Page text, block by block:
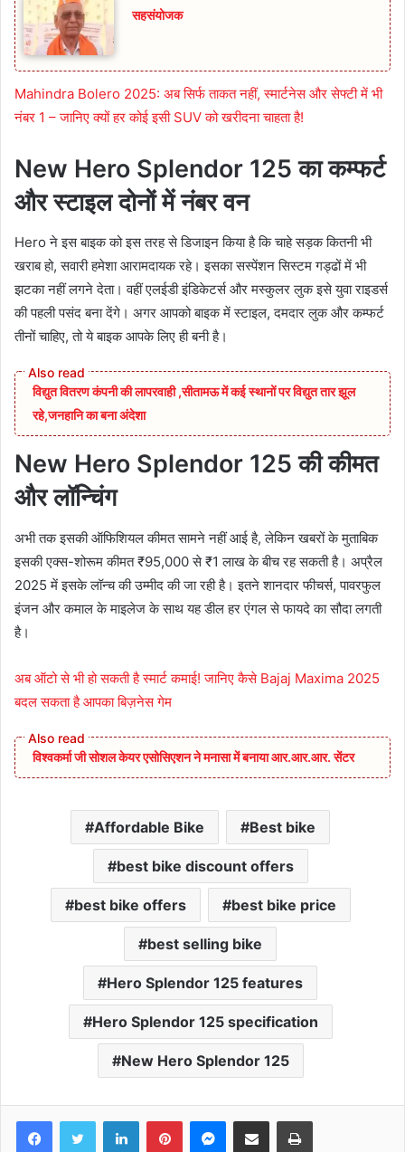
सहसंयोजक
Mahindra Bolero 2025: अब सिर्फ ताकत नहीं, स्मार्टनेस और सेफ्टी में भी
नंबर 1 – जानिए क्यों हर कोई इसी SUV को खरीदना चाहता है!
New Hero Splendor 125 का कम्फर्ट
और स्टाइल दोनों में नंबर वन
Hero ने इस बाइक को इस तरह से डिजाइन किया है कि चाहे सड़क कितनी भी
खराब हो, सवारी हमेशा आरामदायक रहे। इसका सस्पेंशन सिस्टम गड्ढों में भी
झटका नहीं लगने देता। वहीं एलईडी इंडिकेटर्स और मस्कुलर लुक इसे युवा राइडर्स
की पहली पसंद बना देंगे। अगर आपको बाइक में स्टाइल, दमदार लुक और कम्फर्ट
तीनों चाहिए, तो ये बाइक आपके लिए ही बनी है।
विद्युत वितरण कंपनी की लापरवाही ,सीतामऊ में कई स्थानों पर विद्युत तार झूल
रहे,जनहानि का बना अंदेशा
New Hero Splendor 125 की कीमत
और लॉन्चिंग
अभी तक इसकी ऑफिशियल कीमत सामने नहीं आई है, लेकिन खबरों के मुताबिक
इसकी एक्स-शोरूम कीमत ₹95,000 से ₹1 लाख के बीच रह सकती है। अप्रैल
2025 में इसके लॉन्च की उम्मीद की जा रही है। इतने शानदार फीचर्स, पावरफुल
इंजन और कमाल के माइलेज के साथ यह डील हर एंगल से फायदे का सौदा लगती
है।
अब ऑटो से भी हो सकती है स्मार्ट कमाई! जानिए कैसे Bajaj Maxima 2025
बदल सकता है आपका बिज़नेस गेम
विश्वकर्मा जी सोशल केयर एसोसिएशन ने मनासा में बनाया आर.आर.आर. सेंटर
Affordable Bike Best bike
best bike discount offers
best bike offers best bike price
best selling bike
Hero Splendor 125 features
Hero Splendor 125 specification
New Hero Splendor 125
FacebookTwitter LinkedInPinterestMessenger
Share via Email Print